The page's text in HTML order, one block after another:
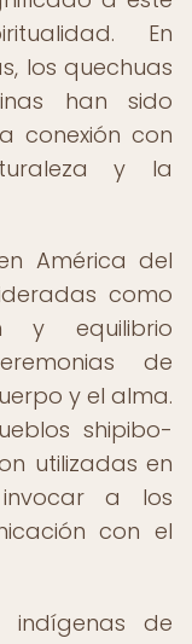
En
los quechuas
han sido
conexión con
y la
América del
como
y equilibrio
de
y el alma.
shipibo-
utilizadas en
a los
con el
de